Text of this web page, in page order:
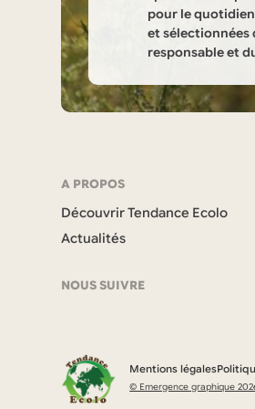
la
boutique
Tendance
Ecolo
pour le
et sélectionnées
responsable et
Navigation
A PROPOS
Découvrir Tendance Ecolo
Actualités
NOUS SUIVRE
c
e
b
Mentions légales
© Emergence graphique